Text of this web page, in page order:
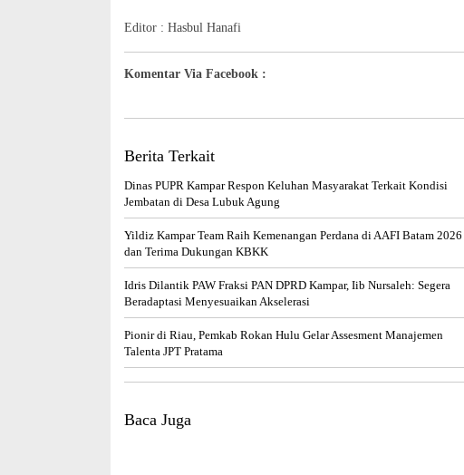
Editor : Hasbul Hanafi
Komentar Via Facebook :
Berita Terkait
Dinas PUPR Kampar Respon Keluhan Masyarakat Terkait Kondisi
Jembatan di Desa Lubuk Agung
Yildiz Kampar Team Raih Kemenangan Perdana di AAFI Batam 2026
dan Terima Dukungan KBKK
Idris Dilantik PAW Fraksi PAN DPRD Kampar, Iib Nursaleh: Segera
Beradaptasi Menyesuaikan Akselerasi
Pionir di Riau, Pemkab Rokan Hulu Gelar Assesment Manajemen
Talenta JPT Pratama
Baca Juga